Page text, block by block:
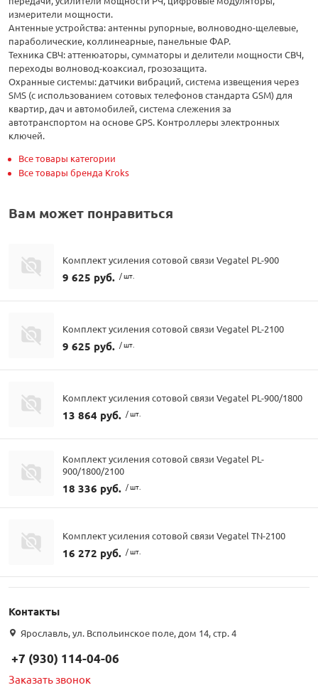
измерители мощности.
Антенные устройства: антенны рупорные, волноводно-щелевые,
параболические, коллинеарные, панельные ФАР.
Техника СВЧ: аттенюаторы, сумматоры и делители мощности СВЧ,
переходы волновод-коаксиал, грозозащита.
Охранные системы: датчики вибраций, система извещения через
SMS (с использованием сотовых телефонов стандарта GSM) для
квартир, дач и автомобилей, система слежения за
автотранспортом на основе GPS. Контроллеры электронных
ключей.
Все товары категории
Все товары бренда Kroks
Вам может понравиться
Комплект усиления сотовой связи Vegatel PL-900
9 625 руб. / шт.
Комплект усиления сотовой связи Vegatel PL-2100
9 625 руб. / шт.
Комплект усиления сотовой связи Vegatel PL-900/1800
13 864 руб. / шт.
Комплект усиления сотовой связи Vegatel PL-
900/1800/2100
18 336 руб. / шт.
Комплект усиления сотовой связи Vegatel TN-2100
16 272 руб. / шт.
Контакты
Ярославль, ул. Вспольинское поле, дом 14, стр. 4
+7 (930) 114-04-06
Заказать звонок